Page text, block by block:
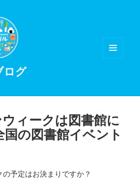
ログ
ィークは図書館に
の図書館イベント
予定はお決まりですか？